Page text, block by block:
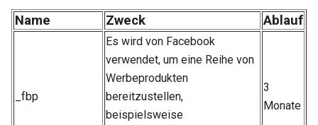
Name Zweck Ablauf
_fbp
Es wird von Facebook
verwendet, um eine Reihe von
Werbeprodukten
bereitzustellen,
beispielsweise
3
Monate